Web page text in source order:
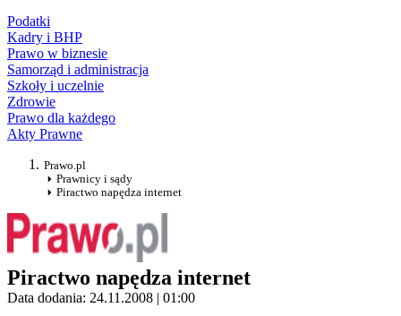
Podatki
Kadry i BHP
Prawo w biznesie
Samorząd i administracja
Szkoły i uczelnie
Zdrowie
Prawo dla każdego
Akty Prawne
Prawo.pl
Prawnicy i sądy
Piractwo napędza internet
Piractwo napędza internet
Data dodania: 24.11.2008 | 01:00